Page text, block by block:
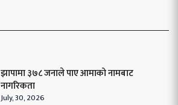
झापामा ३७८ जनाले पाए आमाको नामबाट
नागरिकता
July, 30, 2026